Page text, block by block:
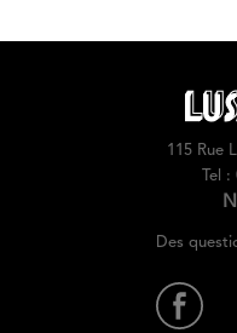
115 Rue
Tel
Des